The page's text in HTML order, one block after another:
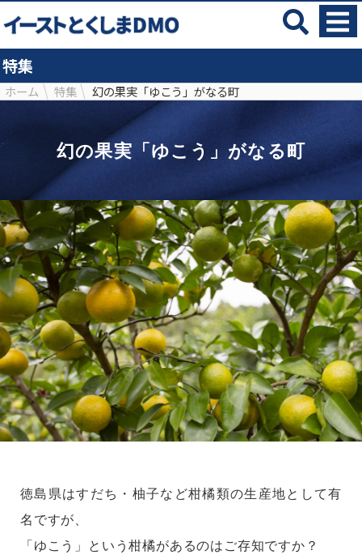
特集
ホーム 特集 幻の果実「ゆこう」がなる町
幻の果実「ゆこう」がなる町
徳島県はすだち・柚子など柑橘類の生産地として有
名ですが、
「ゆこう」という柑橘があるのはご存知ですか？